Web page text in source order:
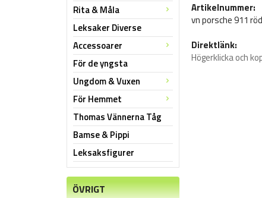
Rita & Måla
Leksaker Diverse
Accessoarer
För de yngsta
Ungdom & Vuxen
För Hemmet
Thomas Vännerna Tåg
Bamse & Pippi
Leksaksfigurer
ÖVRIGT
Artikelnummer:
vn porsche 911
Direktlänk:
Högerklicka och